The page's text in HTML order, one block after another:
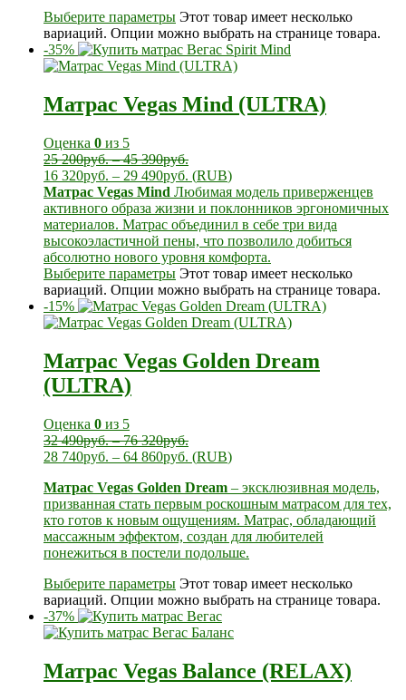
Выберите параметры Этот товар имеет несколько
вариаций. Опции можно выбрать на странице товара.
-35%
Матрас Vegas Mind (ULTRA)
Оценка 0 из 5
25 200руб.–45 390руб.
16 320руб. – 29 490руб. (RUB)
Матрас Vegas Mind Любимая модель приверженцев
активного образа жизни и поклонников эргономичных
материалов. Матрас объединил в себе три вида
высокоэластичной пены, что позволило добиться
абсолютно нового уровня комфорта.
Выберите параметры Этот товар имеет несколько
вариаций. Опции можно выбрать на странице товара.
-15%
Матрас Vegas Golden Dream
(ULTRA)
Оценка 0 из 5
32 490руб.–76 320руб.
28 740руб. – 64 860руб. (RUB)
Матрас Vegas Golden Dream – эксклюзивная модель,
призванная стать первым роскошным матрасом для тех,
кто готов к новым ощущениям. Матрас, обладающий
массажным эффектом, создан для любителей
понежиться в постели подольше.
Выберите параметры Этот товар имеет несколько
вариаций. Опции можно выбрать на странице товара.
-37%
Матрас Vegas Balance (RELAX)